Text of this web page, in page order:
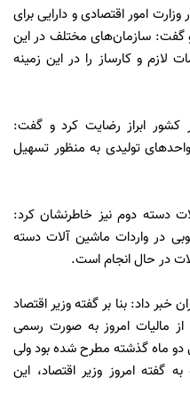
امور اقتصادی و دارایی برای
گفت: سازمان‌های مختلف در این
لازم و کارساز را در این زمینه
کشور ابراز رضایت کرد و گفت:
تولیدی به منظور تسهیل
دسته دوم نیز خاطرنشان کرد:
در واردات ماشین آلات دسته
در حال انجام است.
خبر داد: بنا بر گفته وزیر اقتصاد
مالیات امروز به صورت رسمی
ماه گذشته مطرح شده بود ولی
گفته امروز وزیر اقتصاد، این